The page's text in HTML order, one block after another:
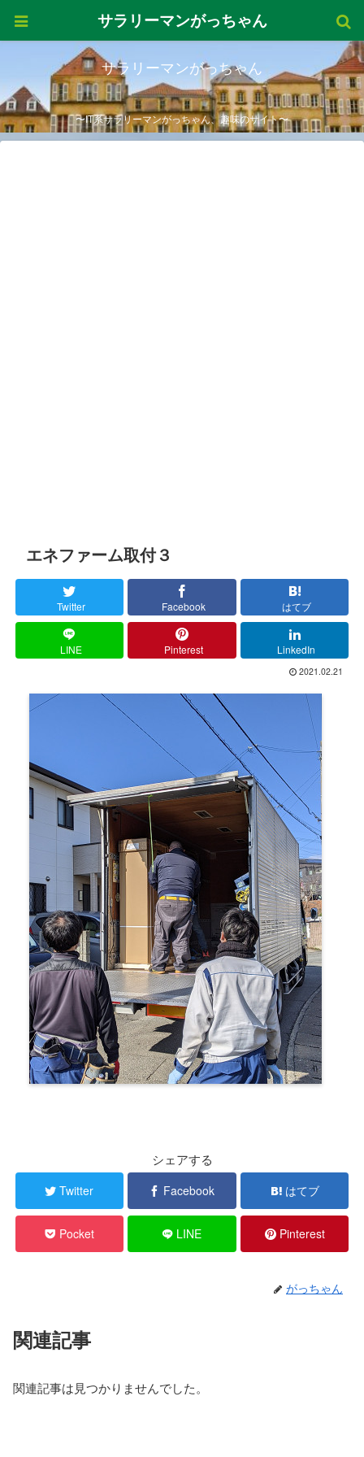
サラリーマンがっちゃん
〜IT系サラリーマンがっちゃん、趣味のサイト〜
エネファーム取付３
Twitter Facebook はてブ
LINE Pinterest LinkedIn
2021.02.21
シェアする
Twitter Facebook はてブ
Pocket LINE Pinterest
がっちゃん
関連記事
関連記事は見つかりませんでした。
サラリーマンがっちゃん